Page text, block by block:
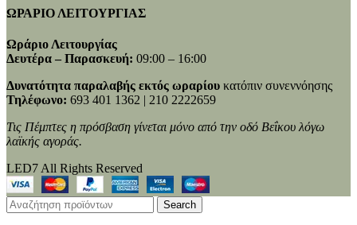
ΩΡΑΡΙΟ ΛΕΙΤΟΥΡΓΙΑΣ
Ωράριο Λειτουργίας
Δευτέρα – Παρασκευή: 09:00 – 16:00
Δυνατότητα παραλαβής εκτός ωραρίου κατόπιν συνεννόησης
Τηλέφωνο: 693 401 1362 | 210 2222659
Τις Πέμπτες η πρόσβαση γίνεται μόνο από την οδό Βεΐκου λόγω
λαϊκής αγοράς.
LED7 All Rights Reserved
Search